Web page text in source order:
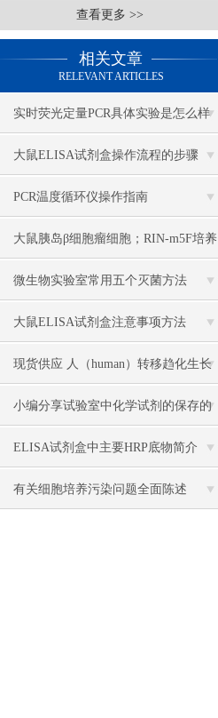
查看更多 >>
相关文章
RELEVANT ARTICLES
实时荧光定量PCR具体实验是怎么样
做的？
大鼠ELISA试剂盒操作流程的步骤
PCR温度循环仪操作指南
大鼠胰岛β细胞瘤细胞；RIN-m5F培养
操作说明
微生物实验室常用五个灭菌方法
大鼠ELISA试剂盒注意事项方法
现货供应 人（human）转移趋化生长
因子β1（TGF-β1） 说明书
小编分享试验室中化学试剂的保存的
方法
ELISA试剂盒中主要HRP底物简介
有关细胞培养污染问题全面陈述